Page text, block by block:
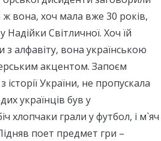
вона, хоч мала вже 30 років,
Світличної. Хоч їй
з алфавіту, вона українською
акцентом. Запоєм
історії України, не пропускала
українців був у
хлопчаки грали у футбол, і м`яч
поет предмет гри –